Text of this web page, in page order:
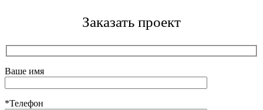
Заказать проект
Ваше имя
*Телефон